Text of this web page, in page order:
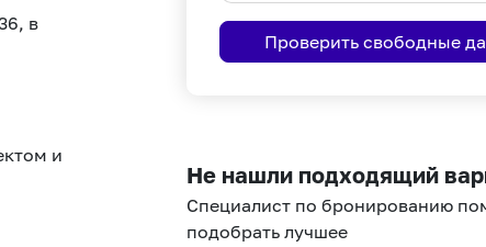
в
и
interact
with
select
a
date.
interact
with
select
a
Проверить свободные
Не нашли подходящий
Специалист по бронированию
подобрать лучшее